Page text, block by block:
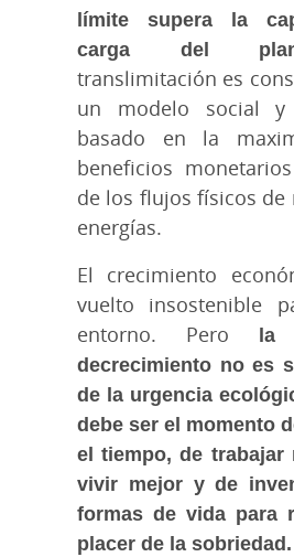
límite supera la
carga del
translimitación es
un modelo social y
basado en la
beneficios
de los flujos físicos de
energías.
El crecimiento
vuelto insostenible
entorno. Pero la
decrecimiento no es
de la urgencia
debe ser el momento
el tiempo, de trabajar
vivir mejor y de
formas de vida para
placer de la sobriedad.